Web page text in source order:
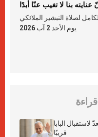
عنايته بنا لا تغيب عنّا أبدًا
لصلاة التبشير الملائكي
يوم الأحد 2 آب 2026
قراءة
البابا
قريبًا